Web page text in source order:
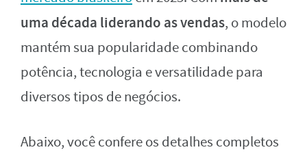
uma década liderando as vendas, o modelo
mantém sua popularidade combinando
potência, tecnologia e versatilidade para
diversos tipos de negócios.
Abaixo, você confere os detalhes completos